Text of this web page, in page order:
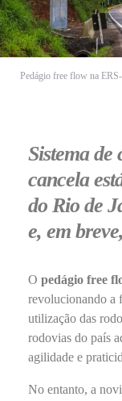
Pedágio free flow na
Sistema de
cancela
do Rio de
e, em
O pedágio free
revolucionando a
utilização das
rodovias do país
agilidade e
No entanto, a